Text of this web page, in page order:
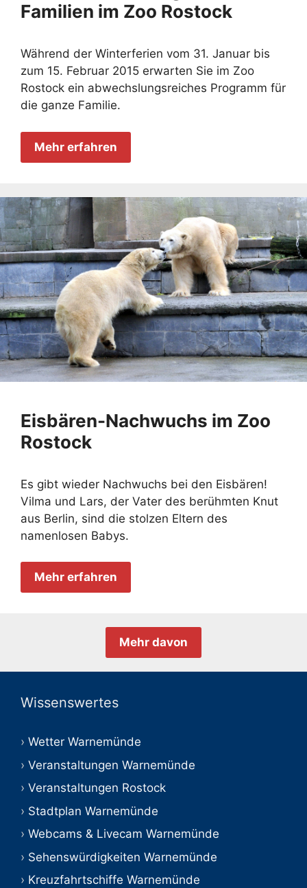
Familien im Zoo Rostock
Während der Winterferien vom 31. Januar bis
zum 15. Februar 2015 erwarten Sie im Zoo
Rostock ein abwechslungsreiches Programm für
die ganze Familie.
Mehr erfahren
Eisbären-Nachwuchs im Zoo
Rostock
Es gibt wieder Nachwuchs bei den Eisbären!
Vilma und Lars, der Vater des berühmten Knut
aus Berlin, sind die stolzen Eltern des
namenlosen Babys.
Mehr erfahren
Mehr davon
Wissenswertes
Wetter Warnemünde
Veranstaltungen Warnemünde
Veranstaltungen Rostock
Stadtplan Warnemünde
Webcams & Livecam Warnemünde
Sehenswürdigkeiten Warnemünde
Kreuzfahrtschiffe Warnemünde